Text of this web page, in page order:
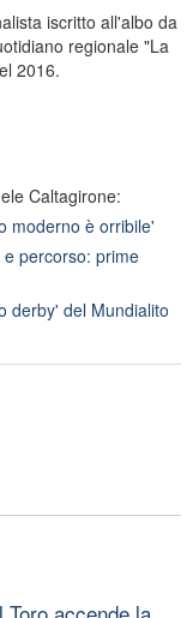
iscritto all'albo da
regionale "La
2016.
Caltagirone:
moderno è orribile'
percorso: prime
derby' del Mundialito